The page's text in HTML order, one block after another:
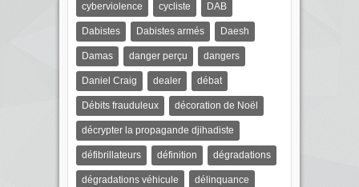
cyberviolence cycliste DAB
Dabistes Dabistes armés Daesh
Damas danger perçu dangers
Daniel Craig dealer débat
Débits frauduleux décoration de Noël
décrypter la propagande djihadiste
défibrillateurs définition dégradations
dégradations véhicule délinquance